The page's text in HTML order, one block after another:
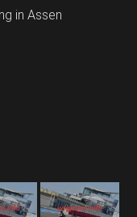
in Assen